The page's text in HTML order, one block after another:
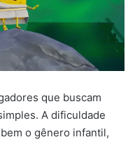
que buscam
A dificuldade
o gênero infantil,